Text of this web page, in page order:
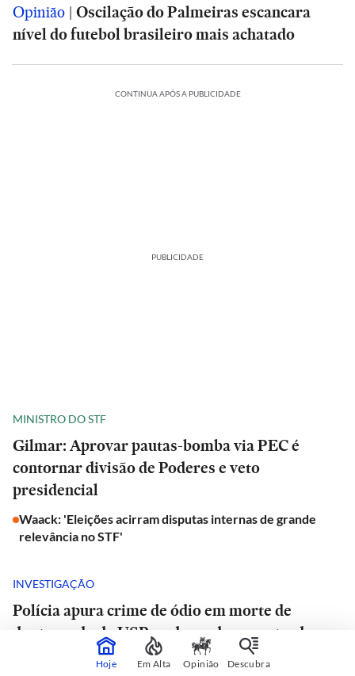
Opinião | Oscilação do Palmeiras escancara
nível do futebol brasileiro mais achatado
CONTINUA APÓS A PUBLICIDADE
PUBLICIDADE
MINISTRO DO STF
Gilmar: Aprovar pautas-bomba via PEC é
contornar divisão de Poderes e veto
presidencial
Waack: 'Eleições acirram disputas internas de grande
relevância no STF'
INVESTIGAÇÃO
Polícia apura crime de ódio em morte de
doutorando da USP e advogado encontrado
morto em estrada de São Paulo
Hoje Em Alta Opinião Descubra